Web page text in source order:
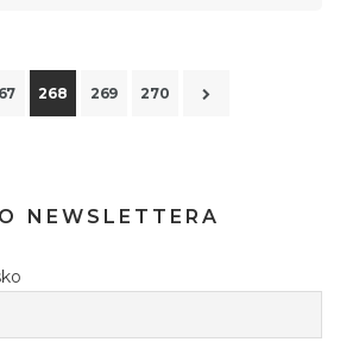
268 269 270
NEWSLETTERA